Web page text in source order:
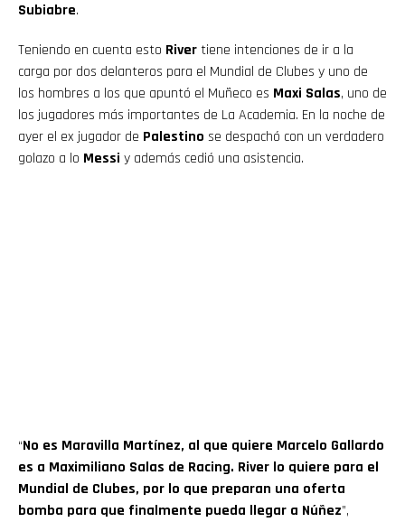
Subiabre.
Teniendo en cuenta esto Rivertiene intenciones de ir a la
carga por dos delanteros para el Mundial de Clubes y uno de
los hombres a los que apuntó el Muñeco es Maxi Salas, uno de
los jugadores más importantes de La Academia. En la noche de
ayer el ex jugador de Palestino se despachó con un verdadero
golazo a lo Messi y además cedió una asistencia.
“No es Maravilla Martínez, al que quiere Marcelo Gallardo
es a Maximiliano Salas de Racing. River lo quiere para el
Mundial de Clubes, por lo que preparan una oferta
bomba para que finalmente pueda llegar a Núñez”,